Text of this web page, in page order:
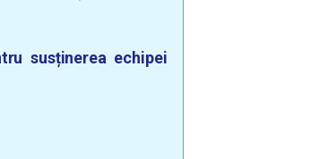
susținerea echipei